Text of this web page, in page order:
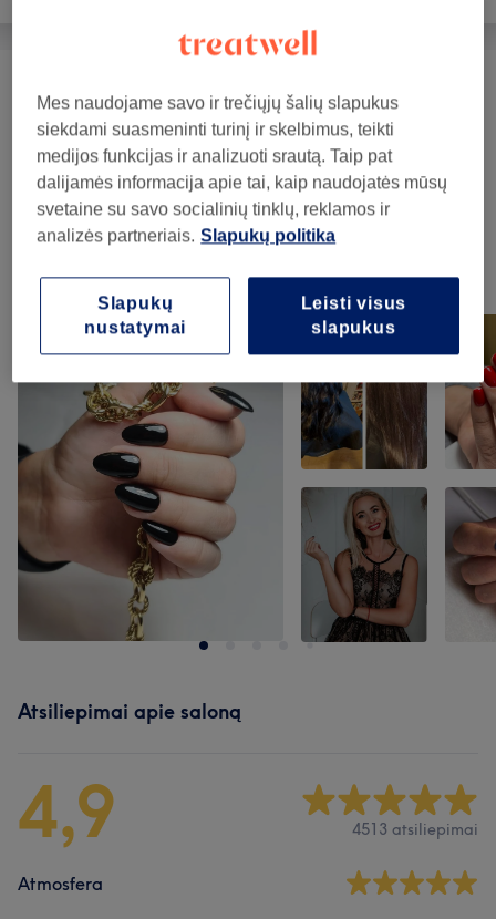
Manikiūras (13) nuo 2€
Nagų Priauginimas ( 9) nuo 5€
Pedikiūras (7 ) nuo 10€
Mūsų darbai
Norėdami peržiūrėti detales, paspauskite ant nuotraukos
Atsiliepimai apie saloną
4,9 4513 atsiliepimai
Atmosfera
Mes naudojame savo ir trečiųjų šalių slapukus
siekdami suasmeninti turinį ir skelbimus, teikti
medijos funkcijas ir analizuoti srautą. Taip pat
dalijamės informacija apie tai, kaip naudojatės mūsų
svetaine su savo socialinių tinklų, reklamos ir
analizės partneriais. Slapukų politika
Leisti visus
slapukus
Slapukų
nustatymai